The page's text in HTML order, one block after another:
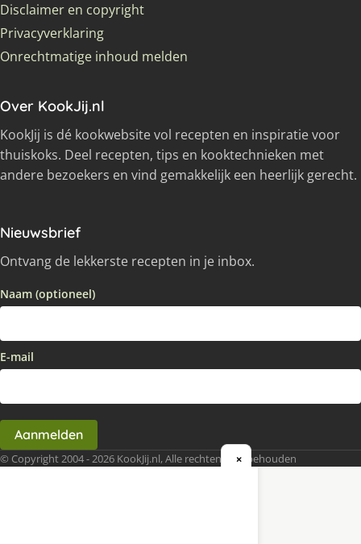
Disclaimer en copyright
Privacyverklaring
Onrechtmatige inhoud melden
Over KookJij.nl
KookJij is dé kookwebsite vol recepten en inspiratie voor
thuiskoks. Deel recepten, tips en kooktechnieken met
andere bezoekers en vind gemakkelijk een heerlijk gerecht.
Nieuwsbrief
Ontvang de lekkerste recepten in je inbox.
Naam (optioneel)
E-mail
Aanmelden
© Copyright 2004 - 2026 KookJij.nl, Alle rechten voorbehouden
×